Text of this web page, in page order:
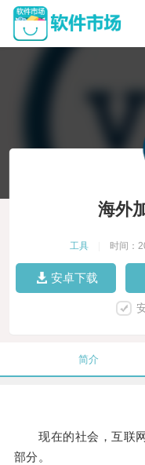
海外
工具 时间：
安卓下载
简介
现在的社会，互联网
部分。